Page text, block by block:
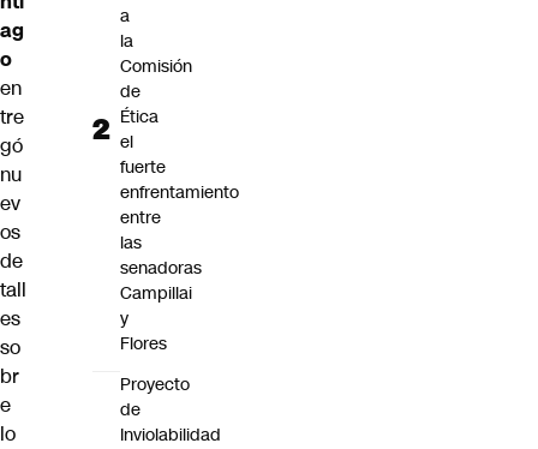
ag
o
en
tre
gó
nu
ev
os
de
tall
es
so
br
e
lo
a
la
Comisión
de
Ética
el
fuerte
enfrentamiento
entre
las
senadoras
Campillai
y
Flores
Proyecto
de
Inviolabilidad